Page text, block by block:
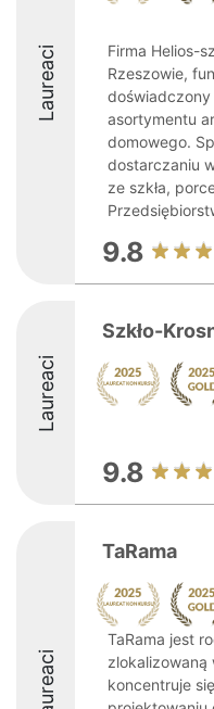
Laureaci
Firma Helios-
Rzeszowie,
asortymentu
domowego.
dostarczaniu
ze szkła,
9.8
Laureaci
Szkło-
9.8
Laureaci
TaRama
TaRama jest
zlokalizowaną
koncentruje